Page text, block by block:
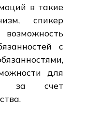
в такие
спикер
с
для
за счет